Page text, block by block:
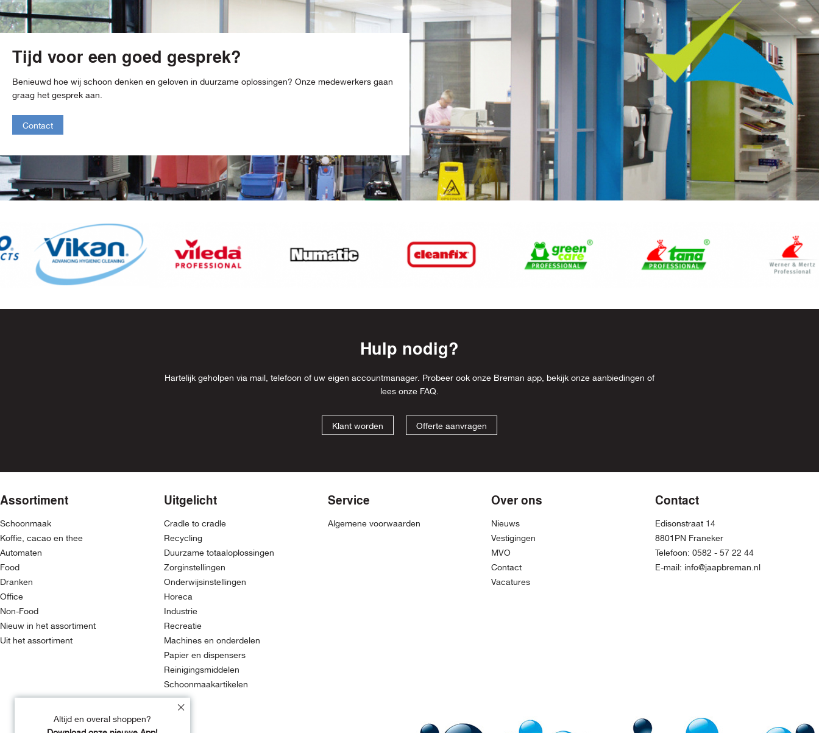
Tijd voor een goed gesprek?
Benieuwd hoe wij schoon denken en geloven in duurzame oplossingen? Onze medewerkers gaan
graag het gesprek aan.
Contact
Item
Hulp nodig?
Hartelijk geholpen via mail, telefoon of uw eigen accountmanager. Probeer ook onze Breman app, bekijk onze aanbiedingen of
lees onze FAQ.
Klant worden Offerte aanvragen
Assortiment
Schoonmaak
Koffie, cacao en thee
Automaten
Food
Dranken
Office
Non-Food
Nieuw in het assortiment
Uit het assortiment
Uitgelicht
Cradle to cradle
Recycling
Duurzame totaaloplossingen
Zorginstellingen
Onderwijsinstellingen
Horeca
Industrie
Recreatie
Machines en onderdelen
Papier en dispensers
Reinigingsmiddelen
Schoonmaakartikelen
Service
Algemene voorwaarden
Over ons
Nieuws
Vestigingen
MVO
Contact
Vacatures
Contact
Edisonstraat 14
8801PN Franeker
Telefoon:0582 - 57 22 44
E-mail: info@jaapbreman.nl
Altijd en overal shoppen?